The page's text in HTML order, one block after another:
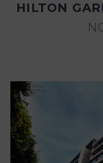
HILTON